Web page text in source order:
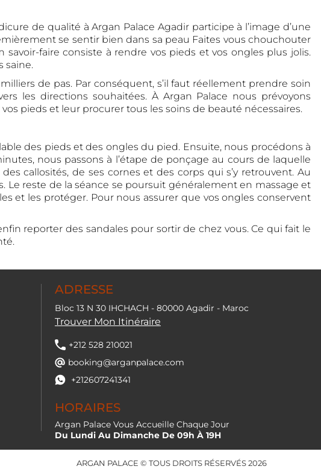
de qualité à Argan Palace Agadir participe à l’image d’une
se sentir bien dans sa peau Faites vous chouchouter
faire consiste à rendre vos pieds et vos ongles plus jolis.
saine.
de pas. Par conséquent, s’il faut réellement prendre soin
les directions souhaitées. À Argan Palace nous prévoyons
pieds et leur procurer tous les soins de beauté nécessaires.
des pieds et des ongles du pied. Ensuite, nous procédons à
nous passons à l’étape de ponçage au cours de laquelle
callosités, de ses cornes et des corps qui s’y retrouvent. Au
reste de la séance se poursuit généralement en massage et
et les protéger. Pour nous assurer que vos ongles conservent
reporter des sandales pour sortir de chez vous. Ce qui fait le
ADRESSE
Bloc 13 N 30 IHCHACH - 80000 Agadir - Maroc
Trouver Mon Itinéraire
+212 528 210021
booking@arganpalace.com
+212607241341
HORAIRES
Argan Palace Vous Accueille Chaque Jour
Du Lundi Au Dimanche De 09h À 19H
ARGAN PALACE © TOUS DROITS RÉSERVÉS 2026